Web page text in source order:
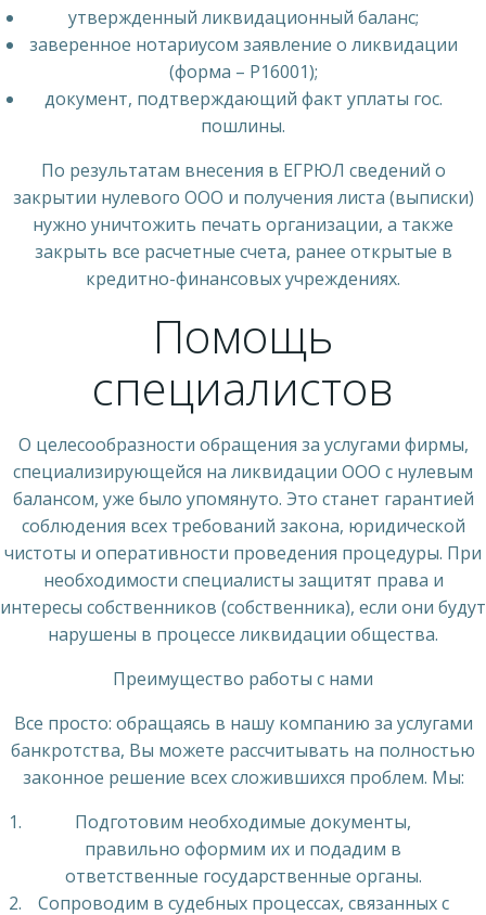
утвержденный ликвидационный баланс;
заверенное нотариусом заявление о ликвидации
(форма – Р16001);
документ, подтверждающий факт уплаты гос.
пошлины.
По результатам внесения в ЕГРЮЛ сведений о
закрытии нулевого ООО и получения листа (выписки)
нужно уничтожить печать организации, а также
закрыть все расчетные счета, ранее открытые в
кредитно-финансовых учреждениях.
Помощь
специалистов
О целесообразности обращения за услугами фирмы,
специализирующейся на ликвидации ООО с нулевым
балансом, уже было упомянуто. Это станет гарантией
соблюдения всех требований закона, юридической
чистоты и оперативности проведения процедуры. При
необходимости специалисты защитят права и
интересы собственников (собственника), если они будут
нарушены в процессе ликвидации общества.
Преимущество работы с нами
Все просто: обращаясь в нашу компанию за услугами
банкротства, Вы можете рассчитывать на полностью
законное решение всех сложившихся проблем. Мы:
Подготовим необходимые документы,
правильно оформим их и подадим в
ответственные государственные органы.
Сопроводим в судебных процессах, связанных с